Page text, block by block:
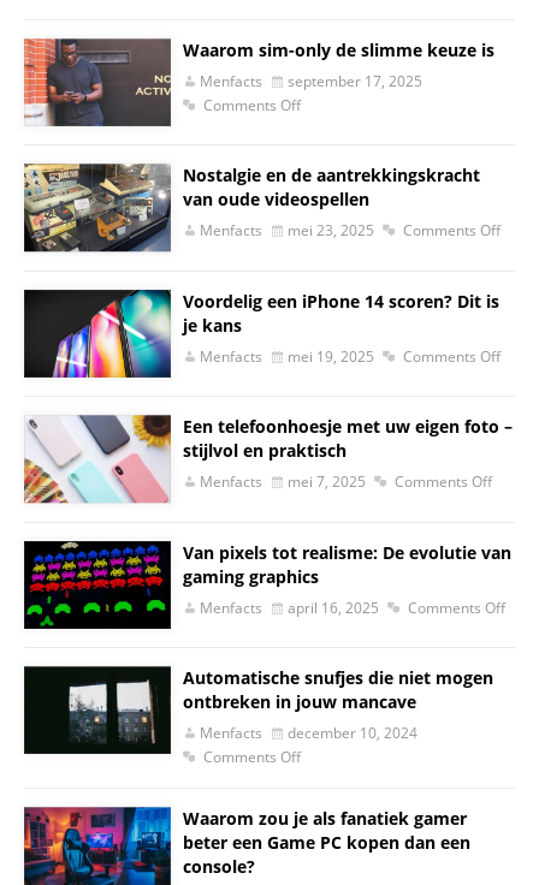
Waarom sim-only de slimme keuze is
Menfacts
september 17, 2025
Comments Off
Nostalgie en de aantrekkingskracht
van oude videospellen
Menfacts mei 23, 2025 Comments Off
Voordelig een iPhone 14 scoren? Dit is
je kans
Menfacts mei 19, 2025 Comments Off
Een telefoonhoesje met uw eigen foto –
stijlvol en praktisch
Menfacts mei 7, 2025 Comments Off
Van pixels tot realisme: De evolutie van
gaming graphics
Menfacts april 16, 2025 Comments Off
Automatische snufjes die niet mogen
ontbreken in jouw mancave
Menfacts
december 10, 2024
Comments Off
Waarom zou je als fanatiek gamer
beter een Game PC kopen dan een
console?